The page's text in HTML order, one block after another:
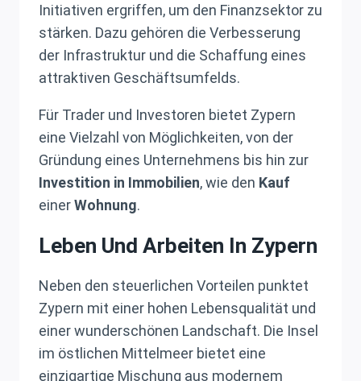
Initiativen ergriffen, um den Finanzsektor zu
stärken. Dazu gehören die Verbesserung
der Infrastruktur und die Schaffung eines
attraktiven Geschäftsumfelds.
Für Trader und Investoren bietet Zypern
eine Vielzahl von Möglichkeiten, von der
Gründung eines Unternehmens bis hin zur
Investition in Immobilien, wie den Kauf
einerWohnung.
Leben Und Arbeiten In Zypern
Neben den steuerlichen Vorteilen punktet
Zypern mit einer hohen Lebensqualität und
einer wunderschönen Landschaft. Die Insel
im östlichen Mittelmeer bietet eine
einzigartige Mischung aus modernem